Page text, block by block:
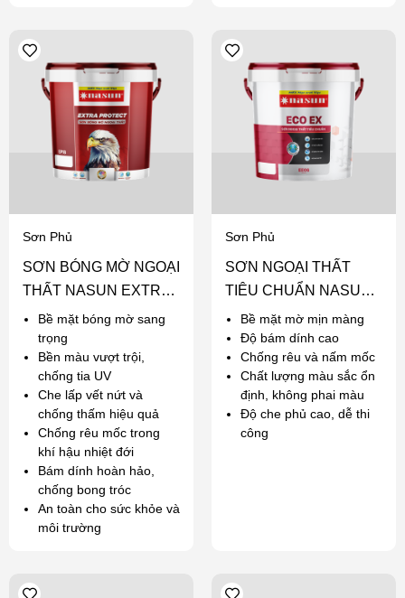
Sơn Phủ
SƠN BÓNG MỜ NGOẠI
THẤT NASUN EXTRA
PROTECT
Bề mặt bóng mờ sang
trọng
Bền màu vượt trội,
chống tia UV
Che lấp vết nứt và
chống thấm hiệu quả
Chống rêu mốc trong
khí hậu nhiệt đới
Bám dính hoàn hảo,
chống bong tróc
An toàn cho sức khỏe và
môi trường
Sơn Phủ
SƠN NGOẠI THẤT
TIÊU CHUẨN NASUN
ECO EX
Bề mặt mờ mịn màng
Độ bám dính cao
Chống rêu và nấm mốc
Chất lượng màu sắc ổn
định, không phai màu
Độ che phủ cao, dễ thi
công